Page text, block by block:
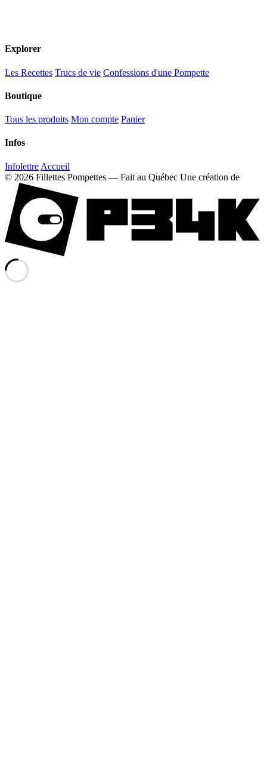
Explorer
Les Recettes Trucs de vie Confessions d'une Pompette
Boutique
Tous les produits Mon compte Panier
Infos
Infolettre Accueil
© 2026 Fillettes Pompettes — Fait au Québec Une création de